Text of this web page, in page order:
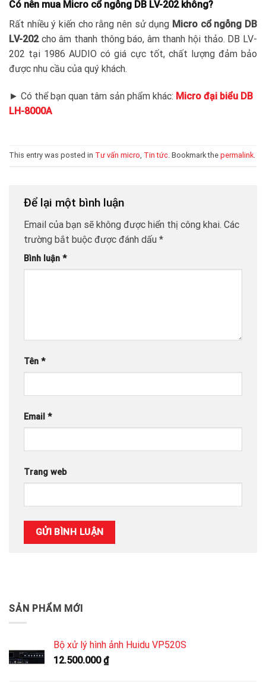
Có nên mua Micro cổ ngỗng DB LV-202 không?
Rất nhiều ý kiến cho rằng nên sử dụng Micro cổ ngỗng DB
LV-202cho âm thanh thông báo, âm thanh hội thảo. DB LV-
202 tại 1986 AUDIO có giá cực tốt, chất lượng đảm bảo
được nhu cầu của quý khách.
► Có thể bạn quan tâm sản phẩm khác: Micro đại biểu DB
LH-8000A
This entry was posted in Tư vấn micro, Tin tức. Bookmark the permalink.
Để lại một bình luận
Email của bạn sẽ không được hiển thị công khai. Các
trường bắt buộc được đánh dấu *
Bình luận *
Tên *
Email *
Trang web
SẢN PHẨM MỚI
Bộ xử lý hình ảnh Huidu VP520S
12.500.000₫